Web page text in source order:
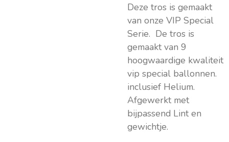
Deze tros is gemaakt
van onze VIP Special
Serie. De tros is
gemaakt van 9
hoogwaardige kwaliteit
vip special ballonnen.
inclusief Helium.
Afgewerkt met
bijpassend Lint en
gewichtje.